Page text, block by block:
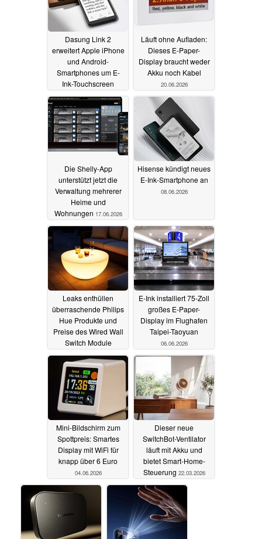
Dasung Link 2
erweitert Apple iPhone
und Android-
Smartphones um E-
Ink-Touchscreen
26.06.2026
Läuft ohne Aufladen:
Dieses E-Paper-
Display braucht weder
Akku noch Kabel
20.06.2026
Die Shelly-App
unterstützt jetzt die
Verwaltung mehrerer
Heime und
Wohnungen 17.06.2026
Hisense kündigt neues
E-Ink-Smartphone an
08.06.2026
Leaks enthüllen
überraschende Philips
Hue Produkte und
Preise des Wired Wall
Switch Module
08.06.2026
E-Ink installiert 75-Zoll
großes E-Paper-
Display im Flughafen
Taipei-Taoyuan
06.06.2026
Mini-Bildschirm zum
Spottpreis: Smartes
Display mit WiFi für
knapp über 6 Euro
04.06.2026
Dieser neue
SwitchBot-Ventilator
läuft mit Akku und
bietet Smart-Home-
Steuerung 22.03.2026